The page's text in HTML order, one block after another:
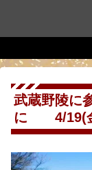
武蔵野陵に
に 4/19(